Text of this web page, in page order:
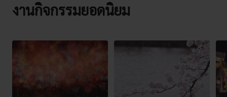
งานกิจกรรมยอดนิยม